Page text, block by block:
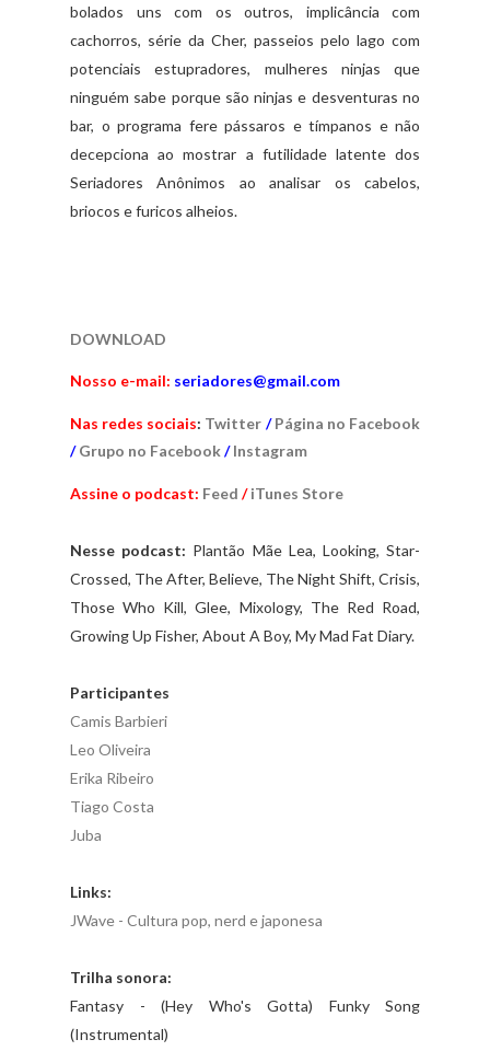
bolados uns com os outros, implicância com
cachorros, série da Cher, passeios pelo lago com
potenciais estupradores, mulheres ninjas que
ninguém sabe porque são ninjas e desventuras no
bar, o programa fere pássaros e tímpanos e não
decepciona ao mostrar a futilidade latente dos
Seriadores Anônimos ao analisar os cabelos,
briocos e furicos alheios.
DOWNLOAD
Nosso e-mail: seriadores@gmail.com
Nas redes sociais: Twitter /Página no Facebook
/Grupo no Facebook/Instagram
Assine o podcast: Feed /iTunes Store
Nesse podcast: Plantão Mãe Lea, Looking, Star-
Crossed, The After, Believe, The Night Shift, Crisis,
Those Who Kill, Glee, Mixology, The Red Road,
Growing Up Fisher, About A Boy, My Mad Fat Diary.
Participantes
Camis Barbieri
Leo Oliveira
Erika Ribeiro
Tiago Costa
Juba
Links:
JWave - Cultura pop, nerd e japonesa
Trilha sonora:
Fantasy - (Hey Who's Gotta) Funky Song
(Instrumental)